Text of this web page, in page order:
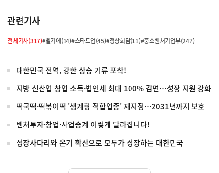
관련기사
전체기사(317)#벨기에(14)#스타트업(45)#정상회담(11)#중소벤처기업부(247)
대한민국 전역, 강한 상승 기류 포착!
지방 신산업 창업 소득·법인세 최대 100% 감면…성장 지원 강화
떡국떡·떡볶이떡 '생계형 적합업종' 재지정…2031년까지 보호
벤처투자·창업·사업승계 이렇게 달라집니다!
성장사다리와 온기 확산으로 모두가 성장하는 대한민국